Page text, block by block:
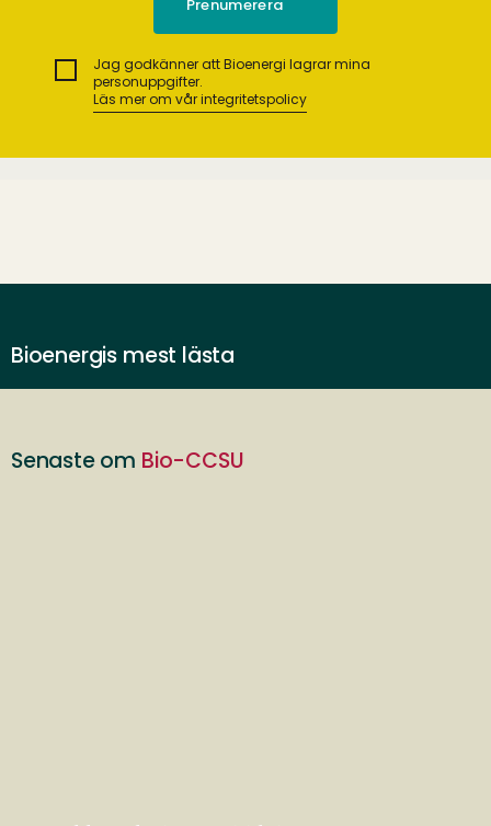
Jag godkänner att Bioenergi lagrar mina
personuppgifter.
Läs mer om vår integritetspolicy
Bioenergis mest lästa
Senaste om Bio-CCSU